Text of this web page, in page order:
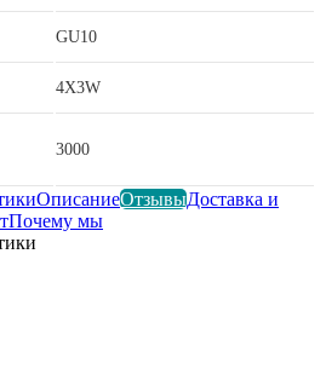
GU10
4X3W
3000
ОписаниеОтзывыДоставка и
Почему мы